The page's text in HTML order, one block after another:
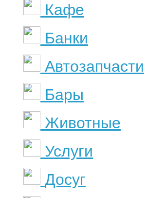
Кафе
Банки
Автозапчасти
Бары
Животные
Услуги
Досуг